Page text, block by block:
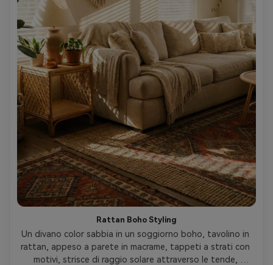
Rattan Boho Styling
Un divano color sabbia in un soggiorno boho, tavolino in
rattan, appeso a parete in macrame, tappeti a strati con
motivi, strisce di raggio solare attraverso le tende,